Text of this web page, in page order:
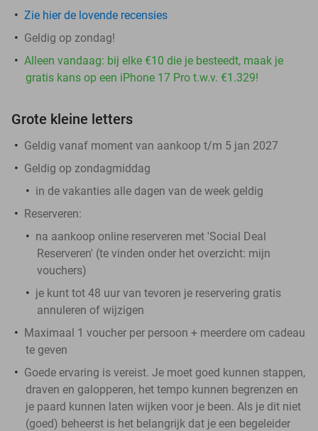
Zie hier de lovende recensies
Geldig op zondag!
Alleen vandaag: bij elke €10 die je besteedt, maak je
gratis kans op een iPhone 17 Pro t.w.v. €1.329!
Grote kleine letters
Geldig vanaf moment van aankoop t/m 5 jan 2027
Geldig op zondagmiddag
in de vakanties alle dagen van de week geldig
Reserveren:
na aankoop online reserveren met 'Social Deal
Reserveren' (te vinden onder het overzicht: mijn
vouchers)
je kunt tot 48 uur van tevoren je reservering gratis
annuleren of wijzigen
Maximaal 1 voucher per persoon + meerdere om cadeau
te geven
Goede ervaring is vereist. Je moet goed kunnen stappen,
draven en galopperen, het tempo kunnen begrenzen en
je paard kunnen laten wijken voor je been. Als je dit niet
(goed) beheerst is het belangrijk dat je een begeleider